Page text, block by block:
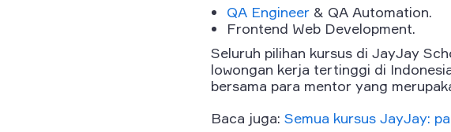
QA Engineer & QA Automation.
Frontend Web Development.
Seluruh pilihan kursus di JayJay
lowongan kerja tertinggi di
bersama para mentor yang
Baca juga: Semua kursus JayJay: